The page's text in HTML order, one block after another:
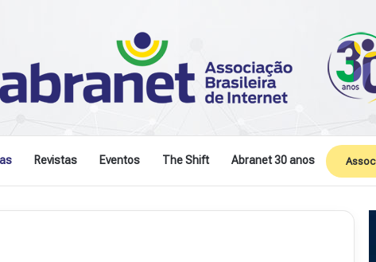
Revistas Eventos The Shift Abranet 30 anos